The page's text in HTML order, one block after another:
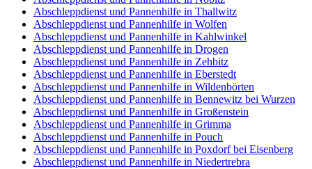
Abschleppdienst und Pannenhilfe in Thallwitz
Abschleppdienst und Pannenhilfe in Wolfen
Abschleppdienst und Pannenhilfe in Kahlwinkel
Abschleppdienst und Pannenhilfe in Drogen
Abschleppdienst und Pannenhilfe in Zehbitz
Abschleppdienst und Pannenhilfe in Eberstedt
Abschleppdienst und Pannenhilfe in Wildenbörten
Abschleppdienst und Pannenhilfe in Bennewitz bei Wurzen
Abschleppdienst und Pannenhilfe in Großenstein
Abschleppdienst und Pannenhilfe in Grimma
Abschleppdienst und Pannenhilfe in Pouch
Abschleppdienst und Pannenhilfe in Poxdorf bei Eisenberg
Abschleppdienst und Pannenhilfe in Niedertrebra